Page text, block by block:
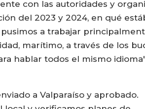
con las autoridades y
del 2023 y 2024, en qué
a trabajar
marítimo, a través de los
hablar todos el mismo
a Valparaíso y aprobado.